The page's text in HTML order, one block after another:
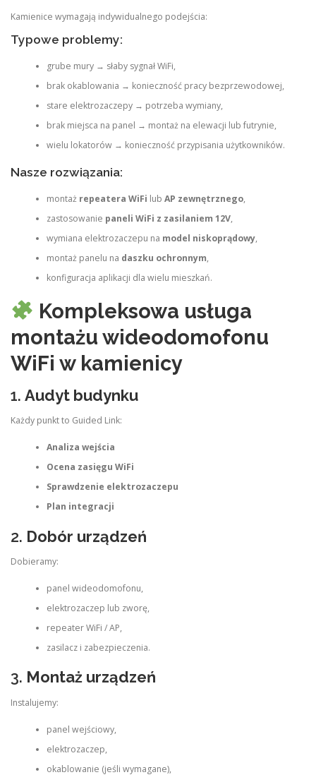
Kamienice wymagają indywidualnego podejścia:
Typowe problemy:
grube mury → słaby sygnał WiFi,
brak okablowania → konieczność pracy bezprzewodowej,
stare elektrozaczepy → potrzeba wymiany,
brak miejsca na panel → montaż na elewacji lub futrynie,
wielu lokatorów → konieczność przypisania użytkowników.
Nasze rozwiązania:
montaż repeatera WiFi lub AP zewnętrznego,
zastosowanie paneli WiFi z zasilaniem 12V,
wymiana elektrozaczepu na model niskoprądowy,
montaż panelu na daszku ochronnym,
konfiguracja aplikacji dla wielu mieszkań.
Kompleksowa usługa
montażu wideodomofonu
WiFi w kamienicy
1. Audyt budynku
Każdy punkt to Guided Link:
Analiza wejścia
Ocena zasięgu WiFi
Sprawdzenie elektrozaczepu
Plan integracji
2. Dobór urządzeń
Dobieramy:
panel wideodomofonu,
elektrozaczep lub zworę,
repeater WiFi / AP,
zasilacz i zabezpieczenia.
3. Montaż urządzeń
Instalujemy:
panel wejściowy,
elektrozaczep,
okablowanie (jeśli wymagane),